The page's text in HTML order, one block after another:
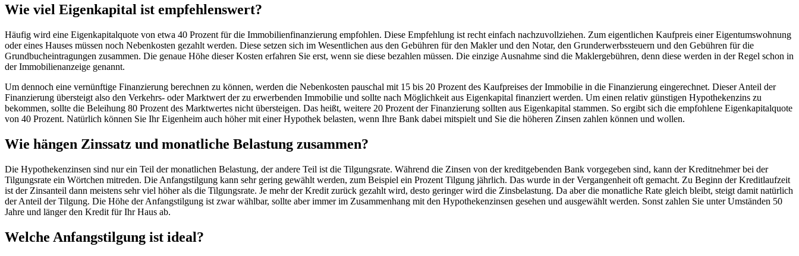
Wie viel Eigenkapital ist empfehlenswert?
Häufig wird eine Eigenkapitalquote von etwa 40 Prozent für die Immobilienfinanzierung empfohlen. Diese Empfehlung ist recht einfach nachzuvollziehen. Zum eigentlichen Kaufpreis einer Eigentumswohnung
oder eines Hauses müssen noch Nebenkosten gezahlt werden. Diese setzen sich im Wesentlichen aus den Gebühren für den Makler und den Notar, den Grunderwerbssteuern und den Gebühren für die
Grundbucheintragungen zusammen. Die genaue Höhe dieser Kosten erfahren Sie erst, wenn sie diese bezahlen müssen. Die einzige Ausnahme sind die Maklergebühren, denn diese werden in der Regel schon in
der Immobilienanzeige genannt.
Um dennoch eine vernünftige Finanzierung berechnen zu können, werden die Nebenkosten pauschal mit 15 bis 20 Prozent des Kaufpreises der Immobilie in die Finanzierung eingerechnet. Dieser Anteil der
Finanzierung übersteigt also den Verkehrs- oder Marktwert der zu erwerbenden Immobilie und sollte nach Möglichkeit aus Eigenkapital finanziert werden. Um einen relativ günstigen Hypothekenzins zu
bekommen, sollte die Beleihung 80 Prozent des Marktwertes nicht übersteigen. Das heißt, weitere 20 Prozent der Finanzierung sollten aus Eigenkapital stammen. So ergibt sich die empfohlene Eigenkapitalquote
von 40 Prozent. Natürlich können Sie Ihr Eigenheim auch höher mit einer Hypothek belasten, wenn Ihre Bank dabei mitspielt und Sie die höheren Zinsen zahlen können und wollen.
Wie hängen Zinssatz und monatliche Belastung zusammen?
Die Hypothekenzinsen sind nur ein Teil der monatlichen Belastung, der andere Teil ist die Tilgungsrate. Während die Zinsen von der kreditgebenden Bank vorgegeben sind, kann der Kreditnehmer bei der
Tilgungsrate ein Wörtchen mitreden. Die Anfangstilgung kann sehr gering gewählt werden, zum Beispiel ein Prozent Tilgung jährlich. Das wurde in der Vergangenheit oft gemacht. Zu Beginn der Kreditlaufzeit
ist der Zinsanteil dann meistens sehr viel höher als die Tilgungsrate. Je mehr der Kredit zurück gezahlt wird, desto geringer wird die Zinsbelastung. Da aber die monatliche Rate gleich bleibt, steigt damit natürlich
der Anteil der Tilgung. Die Höhe der Anfangstilgung ist zwar wählbar, sollte aber immer im Zusammenhang mit den Hypothekenzinsen gesehen und ausgewählt werden. Sonst zahlen Sie unter Umständen 50
Jahre und länger den Kredit für Ihr Haus ab.
Welche Anfangstilgung ist ideal?